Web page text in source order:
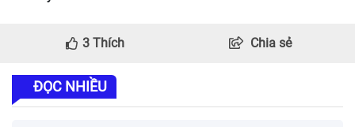
3 Thích Chia sẻ
ĐỌC NHIỀU